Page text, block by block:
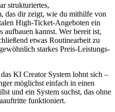
strukturiertes,
das dir zeigt, wie du mithilfe von
High-Ticket-Angeboten ein
aufbauen kannst. Wer bereit ist,
etwas Routinearbeit zu
starkes Preis-Leistungs-
KI Creator System lohnt sich –
möglichst einfach in einen
und ein System suchst, das ohne
funktioniert.